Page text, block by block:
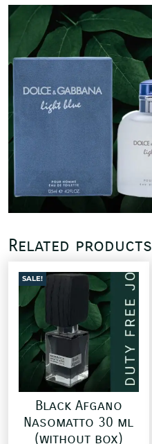
125ml
quantity
Related products
SALE!
Black Afgano
Nasomatto 30 ml
(without box)